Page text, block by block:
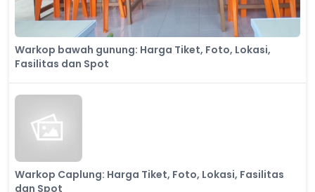
Warkop bawah gunung: Harga Tiket, Foto, Lokasi,
Fasilitas dan Spot
Warkop Caplung: Harga Tiket, Foto, Lokasi, Fasilitas
dan Spot